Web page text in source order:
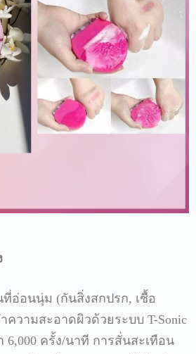
ที่อ่อนนุ่ม (กันสิ่งสกปรก, เชื้อ
ความสะอาดผิวด้วยระบบ T-Sonic
6,000 ครั้ง/นาที การสั่นสะเทือน